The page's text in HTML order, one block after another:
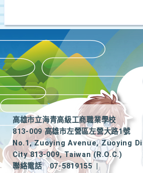
高雄市立海青高級工商職業學校
813-009 高雄市左營區左營大路1號
No.1, Zuoying Avenue, Zuoying
City 813-009, Taiwan (R.O.C.)
聯絡電話
07-5819155
|